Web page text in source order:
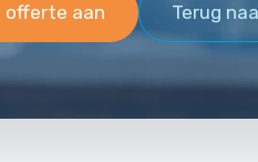
offerte aan Terug